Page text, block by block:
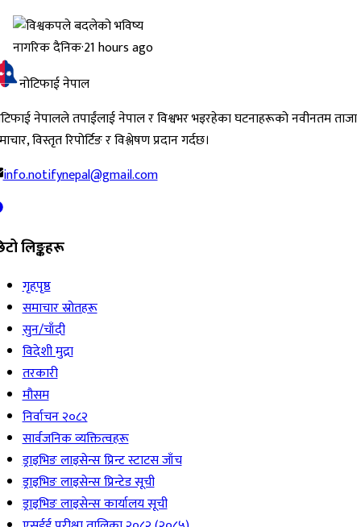
नागरिक दैनिक·21 hours ago
नोटिफाई नेपाल
नेपालले तपाईंलाई नेपाल र विश्वभर भइरहेका घटनाहरूको नवीनतम ताजा
विस्तृत रिपोर्टिङ र विश्लेषण प्रदान गर्दछ।
info.notifynepal@gmail.com
लिङ्कहरू
गृहपृष्ठ
समाचार स्रोतहरू
सुन/चाँदी
विदेशी मुद्रा
तरकारी
मौसम
निर्वाचन २०८२
सार्वजनिक व्यक्तित्वहरू
ड्राइभिङ लाइसेन्स प्रिन्ट स्टाटस जाँच
ड्राइभिङ लाइसेन्स प्रिन्टेड सूची
ड्राइभिङ लाइसेन्स कार्यालय सूची